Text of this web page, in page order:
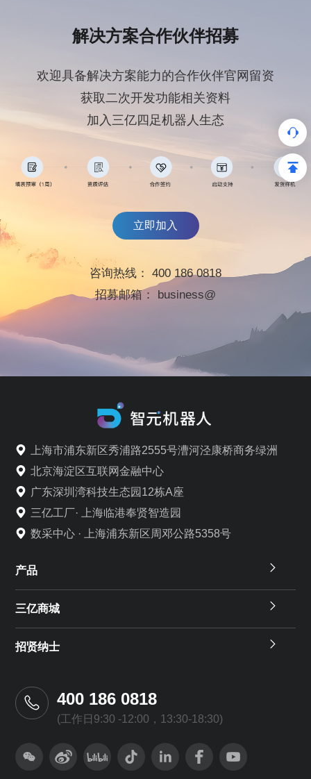
解决方案合作伙伴招募
欢迎具备解决方案能力的合作伙伴官网留资
获取二次开发功能相关资料
加入三亿四足机器人生态
立即加入
咨询热线： 400 186 0818
招募邮箱： business@
上海市浦东新区秀浦路2555号漕河泾康桥商务绿洲
北京海淀区互联网金融中心
广东深圳湾科技生态园12栋A座
三亿工厂· 上海临港奉贤智造园
数采中心 · 上海浦东新区周邓公路5358号
产品
三亿商城
招贤纳士
400 186 0818
(工作日9:30 -12:00，13:30-18:30)